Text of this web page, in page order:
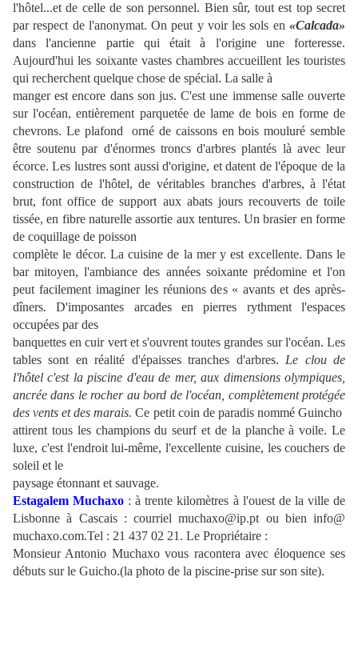
l'hôtel...et de celle de son personnel. Bien sûr, tout est top secret
par respect de l'anonymat. On peut y voir les sols en «Calcada»
dans l'ancienne partie qui était à l'origine une forteresse.
Aujourd'hui les soixante vastes chambres accueillent les touristes
qui recherchent quelque chose de spécial. La salle à
manger est encore dans son jus. C'est une immense salle ouverte
sur l'océan, entièrement parquetée de lame de bois en forme de
chevrons. Le plafond orné de caissons en bois mouluré semble
être soutenu par d'énormes troncs d'arbres plantés là avec leur
écorce. Les lustres sont aussi d'origine, et datent de l'époque de la
construction de l'hôtel, de véritables branches d'arbres, à l'état
brut, font office de support aux abats jours recouverts de toile
tissée, en fibre naturelle assortie aux tentures. Un brasier en forme
de coquillage de poisson
complète le décor. La cuisine de la mer y est excellente. Dans le
bar mitoyen, l'ambiance des années soixante prédomine et l'on
peut facilement imaginer les réunions des « avants et des après-
dîners. D'imposantes arcades en pierres rythment l'espaces
occupées par des
banquettes en cuir vert et s'ouvrent toutes grandes sur l'océan. Les
tables sont en réalité d'épaisses tranches d'arbres. Le clou de
l'hôtel c'est la piscine d'eau de mer, aux dimensions olympiques,
ancrée dans le rocher au bord de l'océan, complètement protégée
des vents et des marais.Ce petit coin de paradis nommé Guincho
attirent tous les champions du seurf et de la planche à voile. Le
luxe, c'est l'endroit lui-même, l'excellente cuisine, les couchers de
soleil et le
paysage étonnant et sauvage.
Estagalem Muchaxo : à trente kilomètres à l'ouest de la ville de
Lisbonne à Cascais : courriel muchaxo@ip.pt ou bien info@
muchaxo.com.Tel : 21 437 02 21. Le Propriétaire :
Monsieur Antonio Muchaxo vous racontera avec éloquence ses
débuts sur le Guicho.(la photo de la piscine-prise sur son site).